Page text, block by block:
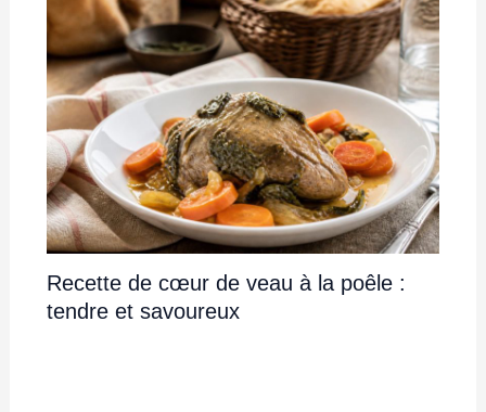
Recette de cœur de veau à la poêle :
tendre et savoureux